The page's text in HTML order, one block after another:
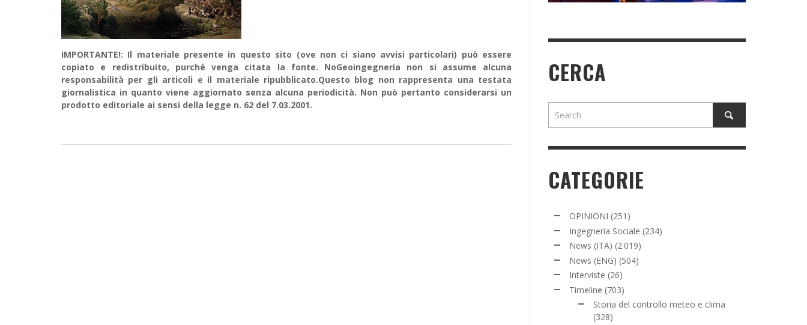
IMPORTANTE!: Il materiale presente in questo sito (ove non ci siano avvisi particolari) può essere
copiato e redistribuito, purché venga citata la fonte. NoGeoingegneria non si assume alcuna
responsabilità per gli articoli e il materiale ripubblicato.Questo blog non rappresenta una testata
giornalistica in quanto viene aggiornato senza alcuna periodicità. Non può pertanto considerarsi un
prodotto editoriale ai sensi della legge n. 62 del 7.03.2001.
CERCA
CATEGORIE
OPINIONI (251)
Ingegneria Sociale (234)
News (ITA) (2.019)
News (ENG) (504)
Interviste (26)
Timeline (703)
Storia del controllo meteo e clima
(328)